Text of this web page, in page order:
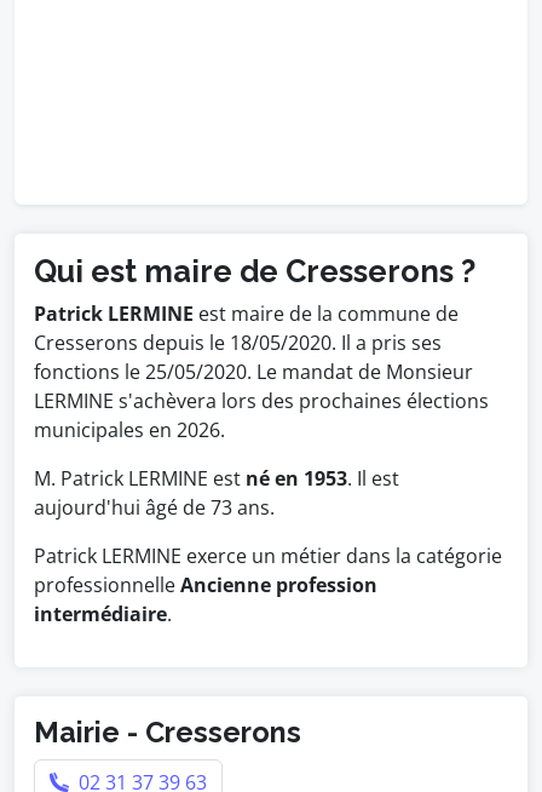
Qui est maire de Cresserons ?
Patrick LERMINE est maire de la commune de
Cresserons depuis le 18/05/2020. Il a pris ses
fonctions le 25/05/2020. Le mandat de Monsieur
LERMINE s'achèvera lors des prochaines élections
municipales en 2026.
M. Patrick LERMINE est né en 1953. Il est
aujourd'hui âgé de 73 ans.
Patrick LERMINE exerce un métier dans la catégorie
professionnelleAncienne profession
intermédiaire.
Mairie - Cresserons
02 31 37 39 63